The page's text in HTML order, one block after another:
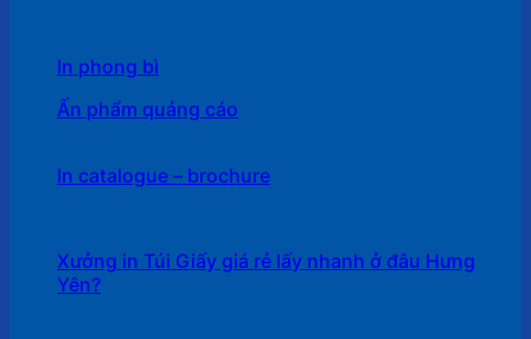
In phong bì
Ấn phẩm quảng cáo
In catalogue – brochure
Xưởng in Túi Giấy giá rẻ lấy nhanh ở đâu Hưng
Yên?